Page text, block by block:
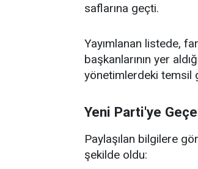
saflarına geçti.
Yayımlanan listede,
başkanlarının yer
yönetimlerdeki temsil
Yeni Parti'ye
Paylaşılan bilgilere
şekilde oldu: